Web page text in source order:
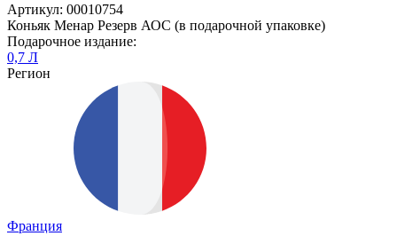
Артикул: 00010754
Коньяк Менар Резерв АОС (в подарочной упаковке)
Подарочное издание:
0,7 Л
Регион
Франция